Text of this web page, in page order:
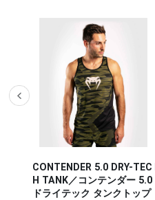
CONTENDER 5.0 DRY-TEC
H TANK／コンテンダー 5.0
ドライテック タンクトップ